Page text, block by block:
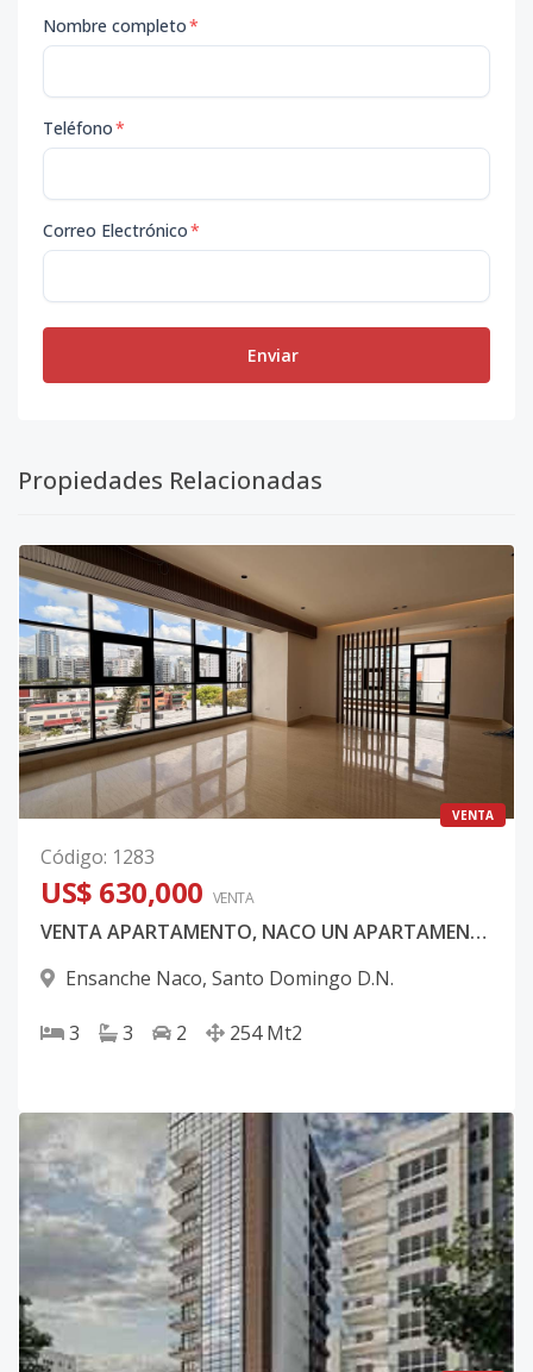
Nombre completo*
Teléfono*
Correo Electrónico*
Enviar
Propiedades Relacionadas
VENTA
Código: 1283
US$ 630,000 VENTA
VENTA APARTAMENTO, NACO UN APARTAMENTO POR NIVEL
Ensanche Naco, Santo Domingo D.N.
3 3 2 254 Mt2